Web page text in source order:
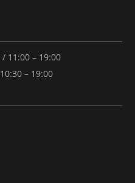
11:00 – 19:00
– 19:00